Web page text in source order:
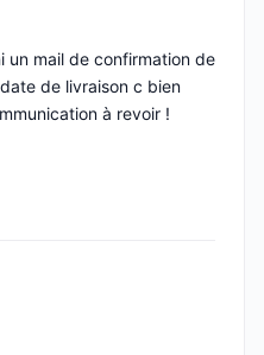
un mail de confirmation de
de livraison c bien
à revoir !